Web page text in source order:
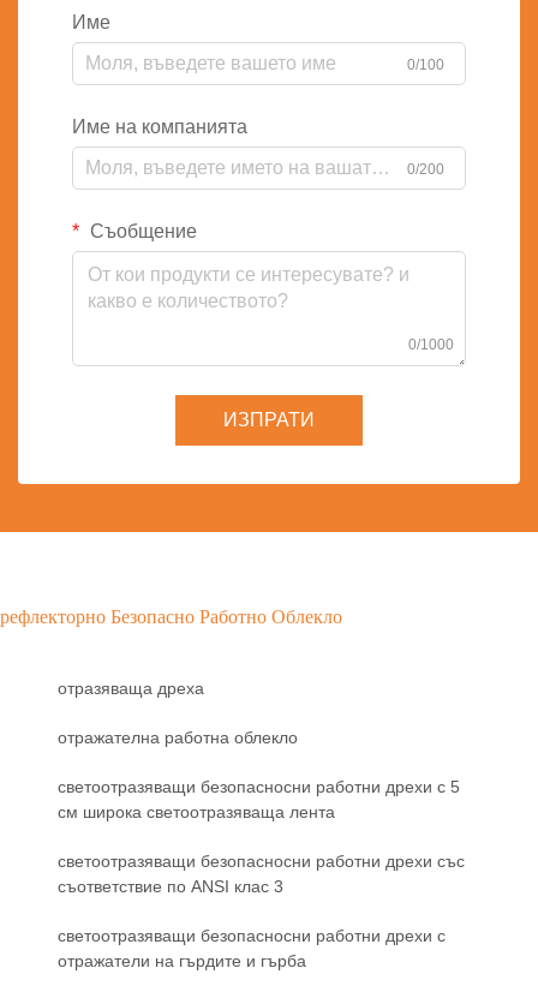
Име
0/100
Име на компанията
0/200
Съобщение
0/1000
ИЗПРАТИ
рефлекторно Безопасно Работно Облекло
отразяваща дреха
отражателна работна облекло
светоотразяващи безопасносни работни дрехи с 5
см широка светоотразяваща лента
светоотразяващи безопасносни работни дрехи със
съответствие по ANSI клас 3
светоотразяващи безопасносни работни дрехи с
отражатели на гърдите и гърба